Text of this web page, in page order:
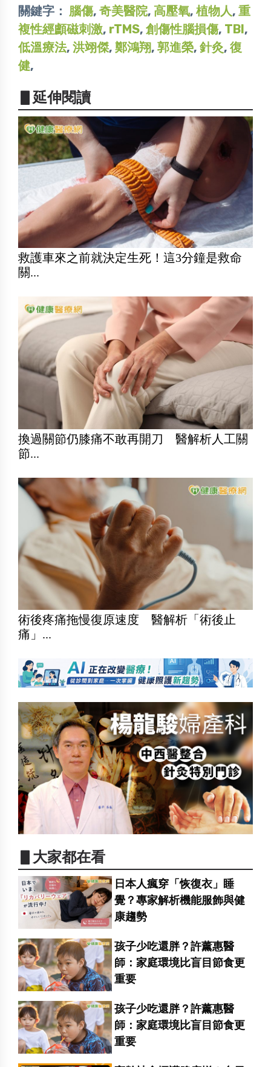
關鍵字： 腦傷, 奇美醫院, 高壓氧, 植物人, 重
複性經顱磁刺激, rTMS, 創傷性腦損傷, TBI,
低溫療法, 洪翊傑, 鄭鴻翔, 郭進榮, 針灸, 復
健,
▋延伸閱讀
救護車來之前就決定生死！這3分鐘是救命
關...
換過關節仍膝痛不敢再開刀 醫解析人工關
節...
術後疼痛拖慢復原速度 醫解析「術後止
痛」...
▋大家都在看
日本人瘋穿「恢復衣」睡
覺？專家解析機能服飾與健
康趨勢
孩子少吃還胖？許薰惠醫
師：家庭環境比盲目節食更
重要
孩子少吃還胖？許薰惠醫
師：家庭環境比盲目節食更
重要